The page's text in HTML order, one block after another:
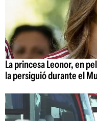
La princesa Leonor, en
la persiguió durante el